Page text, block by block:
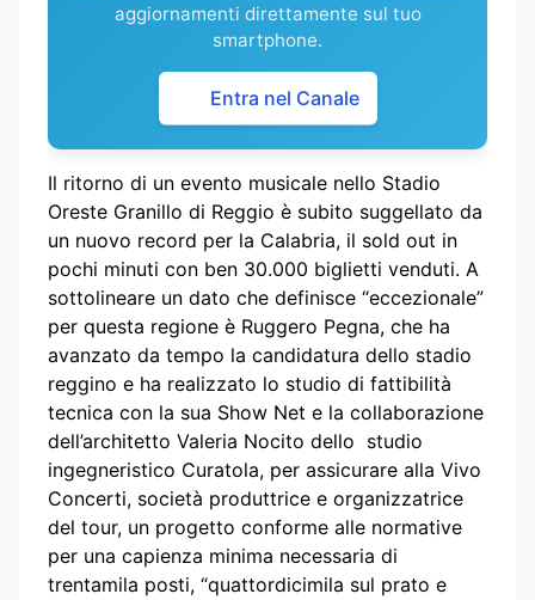
aggiornamenti direttamente sul tuo
smartphone.
Entra nel Canale
Il ritorno di un evento musicale nello Stadio
Oreste Granillo di Reggio è subito suggellato da
un nuovo record per la Calabria, il sold out in
pochi minuti con ben 30.000 biglietti venduti. A
sottolineare un dato che definisce “eccezionale”
per questa regione è Ruggero Pegna, che ha
avanzato da tempo la candidatura dello stadio
reggino e ha realizzato lo studio di fattibilità
tecnica con la sua Show Net e la collaborazione
dell’architetto Valeria Nocito dello studio
ingegneristico Curatola, per assicurare alla Vivo
Concerti, società produttrice e organizzatrice
del tour, un progetto conforme alle normative
per una capienza minima necessaria di
trentamila posti, “quattordicimila sul prato e